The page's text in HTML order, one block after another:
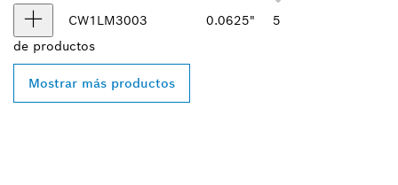
CW1LM3003 0.0625"
5
de productos
Mostrar más productos